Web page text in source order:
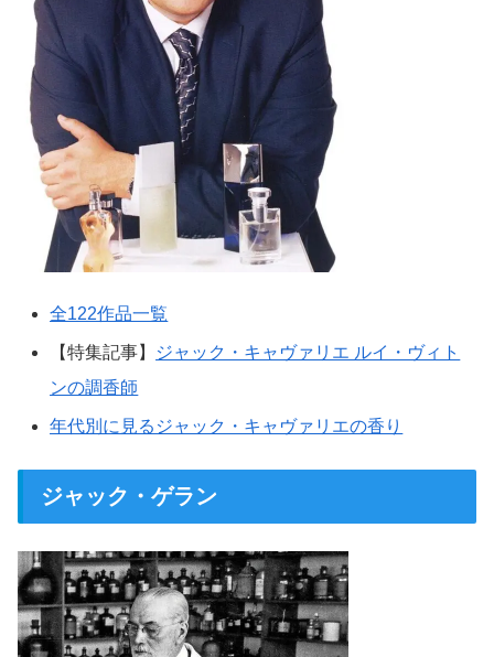
全122作品一覧
【特集記事】
ジャック・キャヴァリエ ルイ・ヴィト
ンの調香師
年代別に見るジャック・キャヴァリエの香り
ジャック・ゲラン